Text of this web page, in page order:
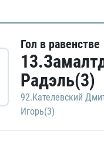
Гол в равенстве
Радэль(3)
92.Кателевский
Игорь(3)